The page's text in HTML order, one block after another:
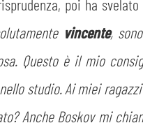
poi ha
vincente,
Questo è il mio
studio. Ai miei
Anche Boskov mi